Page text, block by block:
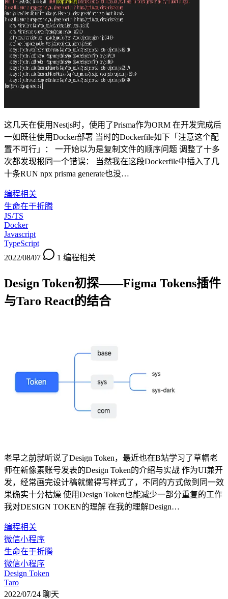
这几天在使用Nestjs时，使用了Prisma作为ORM 在开发完成后
一如既往使用Docker部署 当时的Dockerfile如下「注意这个配
置不可行」： 一开始以为是复制文件的顺序问题 调整了十多
次都发现报同一个错误： 当然我在这段Dockerfile中插入了几
十条RUN npx prisma generate也没…
编程相关
生命在于折腾
JS/TS
Docker
Javascript
TypeScript
2022/08/07
1 编程相关
Design Token初探——Figma Tokens插件
与Taro React的结合
老早之前就听说了Design Token，最近也在B站学习了草帽老
师在新像素账号发表的Design Token的介绍与实战 作为UI兼开
发，经常画完设计稿就懒得写样式了，不同的方式做到同一效
果确实十分枯燥 使用Design Token也能减少一部分重复的工作
我对DESIGN TOKEN的理解 在我的理解Design…
编程相关
微信小程序
生命在于折腾
微信小程序
Design Token
Taro
2022/07/24 聊天